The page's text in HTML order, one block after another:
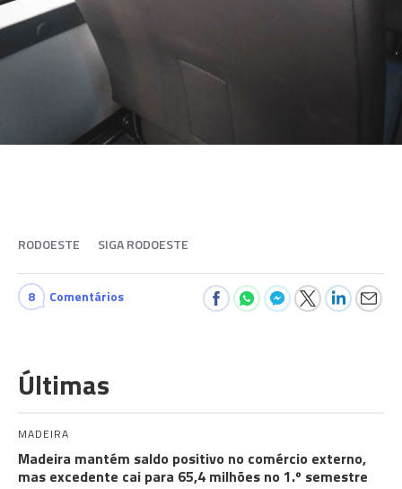
RODOESTE SIGA RODOESTE
8 Comentários
Últimas
MADEIRA
Madeira mantém saldo positivo no comércio externo,
mas excedente cai para 65,4 milhões no 1.º semestre